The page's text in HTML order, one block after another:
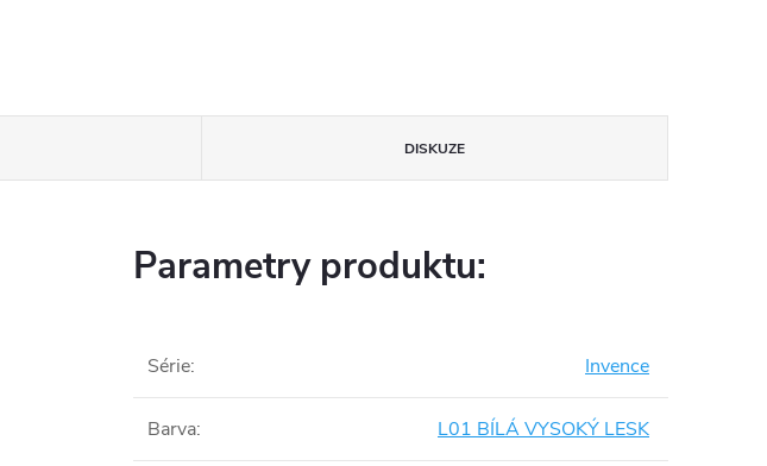
DISKUZE
Parametry produktu:
Série: Invence
Barva: L01 BÍLÁ VYSOKÝ LESK